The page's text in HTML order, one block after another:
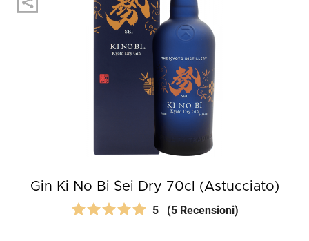
Gin Ki No Bi Sei Dry 70cl (Astucciato)
5 (5 Recensioni)